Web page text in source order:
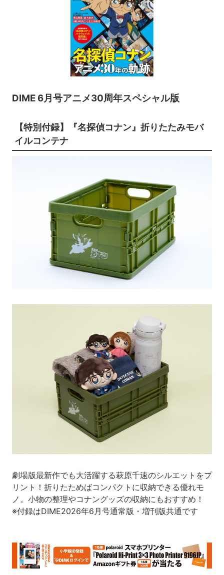
DIME 6月号アニメ30周年スペシャル版
【特別付録】『名探偵コナン』折りたたみモバ
イルコンテナ
劇場版最新作でも大活躍する萩原千速のシルエットをプ
リント！折りたためばコンパクトに収納できる優れモ
ノ。小物の整理やコナングッズの収納にもおすすめ！
※付録はDIME2026年6月号通常版・増刊版共通です